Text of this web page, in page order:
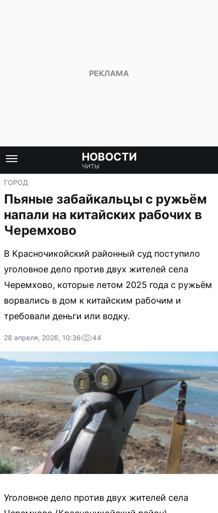
НОВОСТИ
ЧИТЫ
ГОРОД
Пьяные забайкальцы с ружьём
напали на китайских рабочих в
Черемхово
В Красночикойский районный суд поступило
уголовное дело против двух жителей села
Черемхово, которые летом 2025 года с ружьём
ворвались в дом к китайским рабочим и
требовали деньги или водку.
28 апреля, 2026, 10:36 44
Уголовное дело против двух жителей села